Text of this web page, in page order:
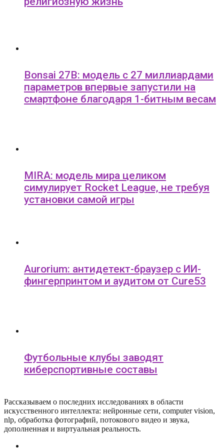
Bonsai 27B: модель с 27 миллиардами
параметров впервые запустили на
смартфоне благодаря 1-битным весам
MIRA: модель мира целиком
симулирует Rocket League, не требуя
установки самой игры
Aurorium: антидетект-браузер с ИИ-
фингерпринтом и аудитом от Cure53
Футбольные клубы заводят
киберспортивные составы
Рассказываем о последних исследованиях в области
искусcтвенного интеллекта: нейронные сети, computer vision,
nlp, обработка фотографий, потокового видео и звука,
дополненная и виртуальная реальность.